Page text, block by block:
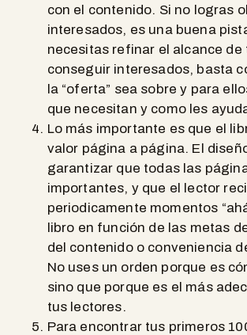
con el contenido. Si no logras
interesados, es una buena
necesitas refinar el alcance de
conseguir interesados, basta
la “oferta” sea sobre y para
que necesitan y como les
Lo más importante es que el
valor página a página. El
garantizar que todas las
importantes, y que el lector
periodicamente momentos
libro en función de las metas
del contenido o conveniencia
No uses un orden porque es
sino que porque es el más
tus lectores.
Para encontrar tus primeros